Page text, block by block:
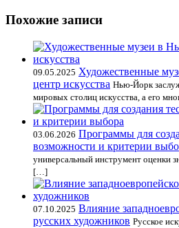
Похожие записи
09.05.2025 Художественные
центр искусства Нью-Йорк
мировых столиц искусства, а его
03.06.2026 Программы для
возможности и критерии
универсальный инструмент оценки
[…]
07.10.2025 Влияние
русских художников Русское